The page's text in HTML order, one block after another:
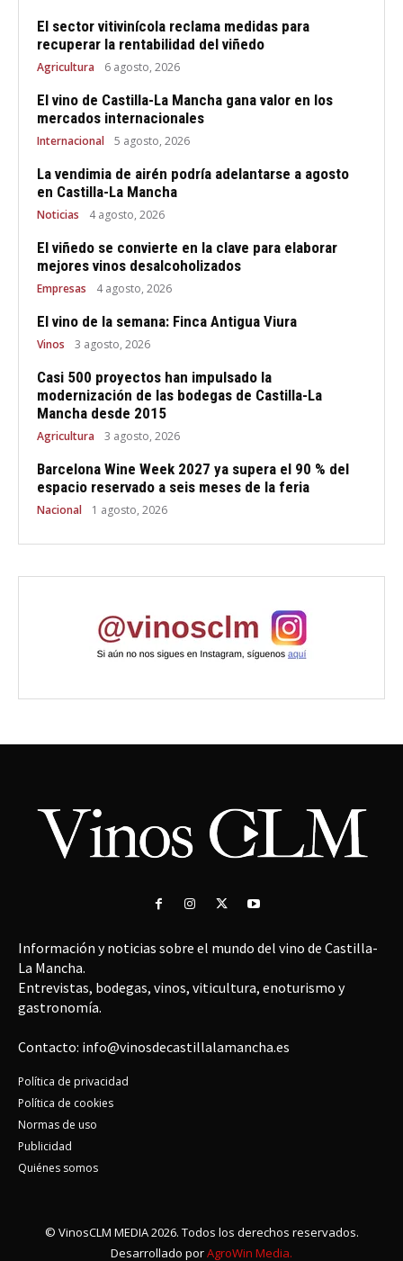
El sector vitivinícola reclama medidas para
recuperar la rentabilidad del viñedo
Agricultura 6 agosto, 2026
El vino de Castilla-La Mancha gana valor en los
mercados internacionales
Internacional 5 agosto, 2026
La vendimia de airén podría adelantarse a agosto
en Castilla-La Mancha
Noticias 4 agosto, 2026
El viñedo se convierte en la clave para elaborar
mejores vinos desalcoholizados
Empresas 4 agosto, 2026
El vino de la semana: Finca Antigua Viura
Vinos 3 agosto, 2026
Casi 500 proyectos han impulsado la
modernización de las bodegas de Castilla-La
Mancha desde 2015
Agricultura 3 agosto, 2026
Barcelona Wine Week 2027 ya supera el 90 % del
espacio reservado a seis meses de la feria
Nacional 1 agosto, 2026
Información y noticias sobre el mundo del vino de Castilla-
La Mancha.
Entrevistas, bodegas, vinos, viticultura, enoturismo y
gastronomía.
Contacto: info@vinosdecastillalamancha.es
Política de privacidad
Política de cookies
Normas de uso
Publicidad
Quiénes somos
© VinosCLM MEDIA 2026. Todos los derechos reservados.
Desarrollado porAgroWin Media.